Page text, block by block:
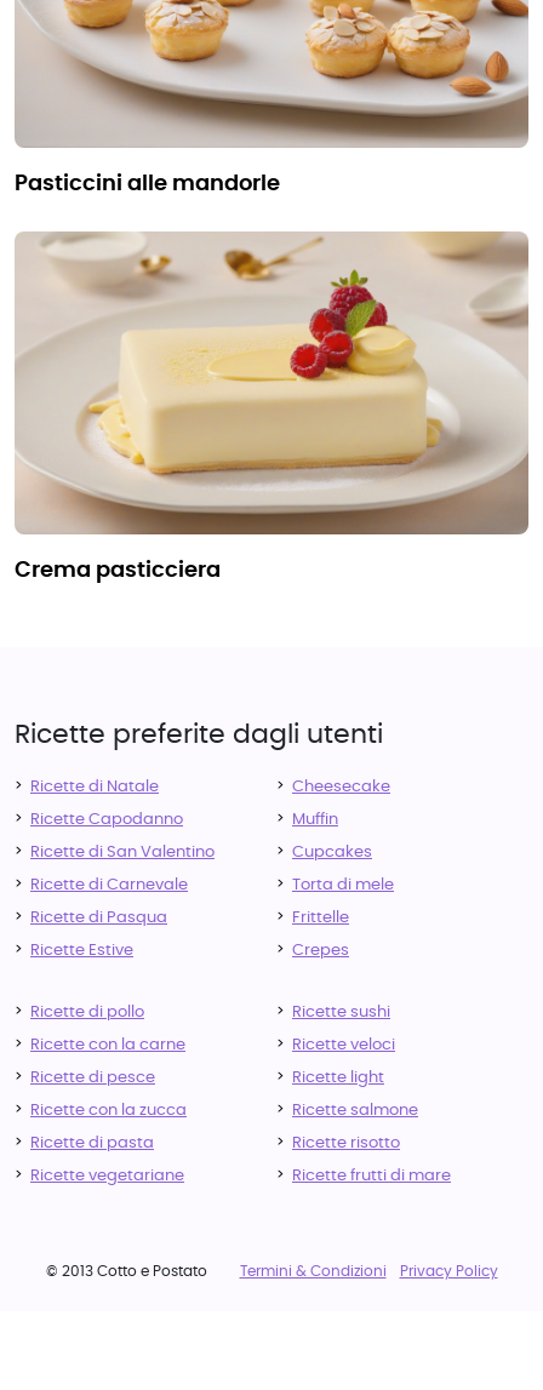
pasticcini alle mandorle
crema pasticciera
Ricette preferite dagli utenti
Ricette di Natale
Ricette Capodanno
Ricette di San Valentino
Ricette di Carnevale
Ricette di Pasqua
Ricette Estive
Cheesecake
Muffin
Cupcakes
Torta di mele
Frittelle
Crepes
Ricette di pollo
Ricette con la carne
Ricette di pesce
Ricette con la zucca
Ricette di pasta
Ricette vegetariane
Ricette sushi
Ricette veloci
Ricette light
Ricette salmone
Ricette risotto
Ricette frutti di mare
© 2013 Cotto e Postato Termini & Condizioni Privacy Policy